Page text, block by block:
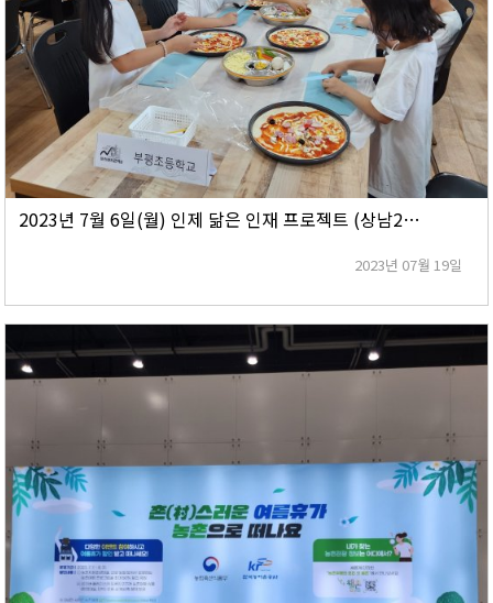
2023년 7월 6일(월) 인제 닮은 인재 프로젝트 (상남2리 마의태자권역마을)
2023년 07월 19일